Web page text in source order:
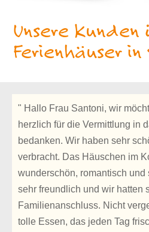
Unsere Kunden
Ferienhäuser
" Hallo Frau Santoni, wir
herzlich für die Vermittlung in
bedanken. Wir haben sehr
verbracht. Das Häuschen im
wunderschön, romantisch
sehr freundlich und wir hatten
Familienanschluss. Nicht
tolle Essen, das jeden Tag